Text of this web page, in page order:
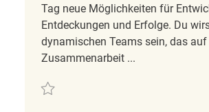
Tag neue Möglichkeiten für
Entdeckungen und Erfolge. Du
dynamischen Teams sein, das
Zusammenarbeit ...
Retten Now Hiring! FT Merchandise